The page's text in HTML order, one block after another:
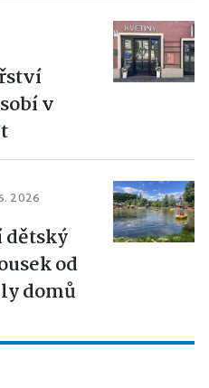
v
2026
od
domů